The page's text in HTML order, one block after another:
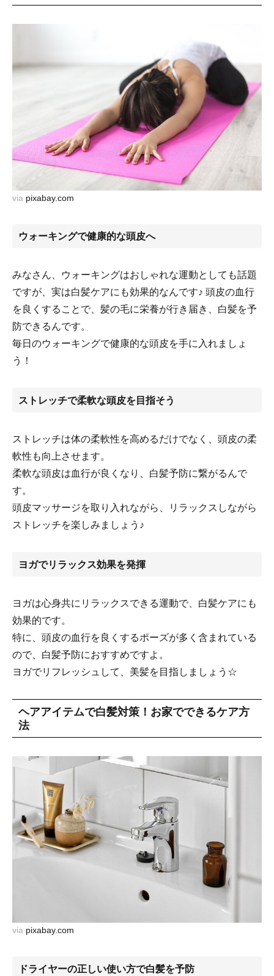
via pixabay.com
ウォーキングで健康的な頭皮へ
みなさん、ウォーキングはおしゃれな運動としても話題
ですが、実は白髪ケアにも効果的なんです♪ 頭皮の血行
を良くすることで、髪の毛に栄養が行き届き、白髪を予
防できるんです。
毎日のウォーキングで健康的な頭皮を手に入れましょ
う！
ストレッチで柔軟な頭皮を目指そう
ストレッチは体の柔軟性を高めるだけでなく、頭皮の柔
軟性も向上させます。
柔軟な頭皮は血行が良くなり、白髪予防に繋がるんで
す。
頭皮マッサージを取り入れながら、リラックスしながら
ストレッチを楽しみましょう♪
ヨガでリラックス効果を発揮
ヨガは心身共にリラックスできる運動で、白髪ケアにも
効果的です。
特に、頭皮の血行を良くするポーズが多く含まれている
ので、白髪予防におすすめですよ。
ヨガでリフレッシュして、美髪を目指しましょう☆
ヘアアイテムで白髪対策！お家でできるケア方
法
via pixabay.com
ドライヤーの正しい使い方で白髪を予防